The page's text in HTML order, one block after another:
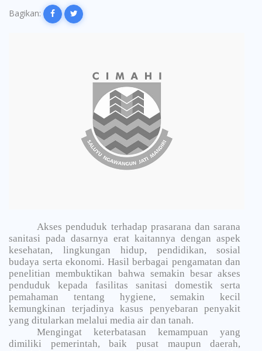
Bagikan:
Akses penduduk terhadap prasarana dan sarana
sanitasi pada dasarnya erat kaitannya dengan aspek
kesehatan, lingkungan hidup, pendidikan, sosial
budaya serta ekonomi. Hasil berbagai pengamatan dan
penelitian membuktikan bahwa semakin besar akses
penduduk kepada fasilitas sanitasi domestik serta
pemahaman tentang hygiene, semakin kecil
kemungkinan terjadinya kasus penyebaran penyakit
yang ditularkan melalui media air dan tanah.
Mengingat keterbatasan kemampuan yang
dimiliki pemerintah, baik pusat maupun daerah,